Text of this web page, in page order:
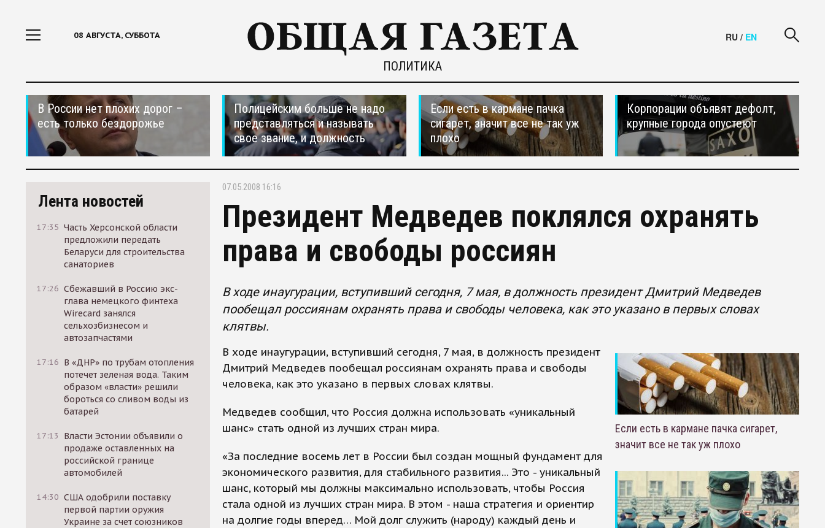
08 АВГУСТА, СУББОТА
ПОЛИТИКА
RU / EN
В России нет плохих дорог –
есть только бездорожье
Полицейским больше не надо
представляться и называть
свое звание, и должность
Если есть в кармане пачка
сигарет, значит все не так уж
плохо
Корпорации объявят дефолт,
крупные города опустеют
Лента новостей
17:35 Часть Херсонской области
предложили передать
Беларуси для строительства
санаториев
17:26 Сбежавший в Россию экс-
глава немецкого финтеха
Wirecard занялся
сельхозбизнесом и
автозапчастями
17:16 В «ДНР» по трубам отопления
потечет зеленая вода. Таким
образом «власти» решили
бороться со сливом воды из
батарей
17:13
Власти Эстонии объявили о
продаже оставленных на
российской границе
автомобилей
14:30 США одобрили поставку
первой партии оружия
Украине за счет союзников
07.05.2008 16:16
Президент Медведев поклялся охранять
права и свободы россиян
В ходе инаугурации, вступивший сегодня, 7 мая, в должность президент Дмитрий Медведев
пообещал россиянам охранять права и свободы человека, как это указано в первых словах
клятвы.
В ходе инаугурации, вступивший сегодня, 7 мая, в должность президент
Дмитрий Медведев пообещал россиянам охранять права и свободы
человека, как это указано в первых словах клятвы.
Медведев сообщил, что Россия должна использовать «уникальный
шанс» стать одной из лучших стран мира.
«За последние восемь лет в России был создан мощный фундамент для
экономического развития, для стабильного развития... Это - уникальный
шанс, который мы должны максимально использовать, чтобы Россия
стала одной из лучших стран мира. В этом - наша стратегия и ориентир
на долгие годы вперед… Мой долг служить (народу) каждый день и
Если есть в кармане пачка сигарет,
значит все не так уж плохо